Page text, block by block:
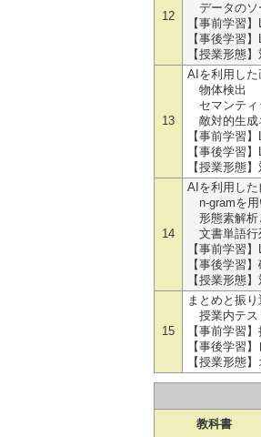
12
データのソ
【事前学習
【事後学習
【授業形態
13
AIを利用した
物体検出
セマンティ
敵対的生成
【事前学習
【事後学習
【授業形態
14
AIを利用した
n-gramを用
形態素解析
文書単語行
【事前学習
【事後学習
【授業形態
15
まとめと振
授業内テス
【事前学習
【事後学習
【授業形態
教科書